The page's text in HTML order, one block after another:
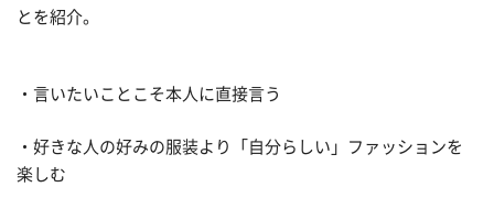
とを紹介。
・言いたいことこそ本人に直接言う
・好きな人の好みの服装より「自分らしい」ファッションを
楽しむ